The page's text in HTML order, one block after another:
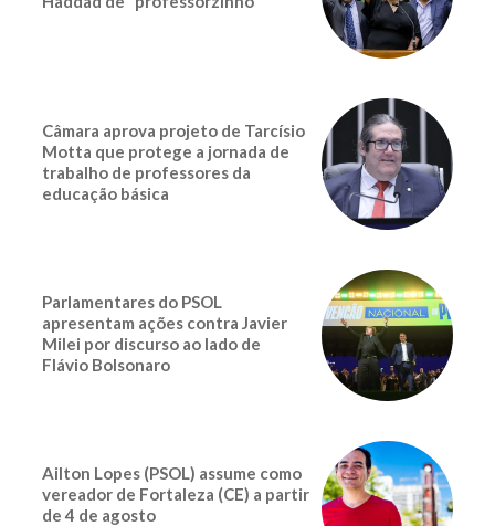
Câmara aprova projeto de Tarcísio
Motta que protege a jornada de
trabalho de professores da
educação básica
Parlamentares do PSOL
apresentam ações contra Javier
Milei por discurso ao lado de
Flávio Bolsonaro
Ailton Lopes (PSOL) assume como
vereador de Fortaleza (CE) a partir
de 4 de agosto